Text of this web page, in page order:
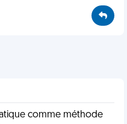
comme méthode